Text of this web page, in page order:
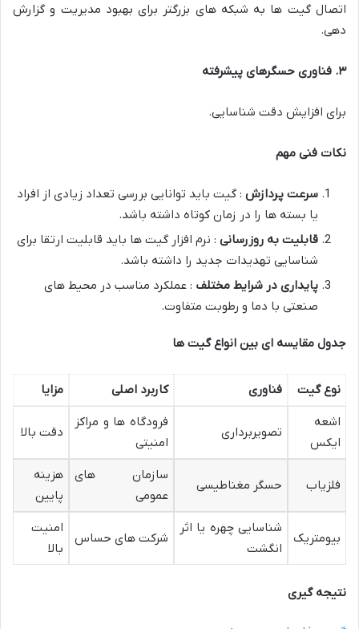
اتصال گیت ها به شبکه های بزرگتر برای بهبود مدیریت و گزارش
دهی.
۳. فناوری حسگرهای پیشرفته
برای افزایش دقت شناسایی.
نکات فنی مهم
سرعت پردازش : گیت باید توانایی بررسی تعداد زیادی از افراد
یا بسته ها را در زمان کوتاه داشته باشد.
قابلیت به روزرسانی : نرم افزار گیت ها باید قابلیت ارتقا برای
شناسایی تهدیدات جدید را داشته باشد.
پایداری در شرایط مختلف : عملکرد مناسب در محیط های
صنعتی با دما و رطوبت متفاوت.
جدول مقایسه ای بین انواع گیت ها
نوع گیت فناوری کاربرد اصلی
مزایا
اشعه
ایکس
تصویربرداری
فرودگاه ها و مراکز
امنیتی
دقت بالا
فلزیاب حسگر مغناطیسی
سازمان های
عمومی
هزینه
پایین
بیومتریک
شناسایی چهره یا اثر
انگشت
شرکت های حساس
امنیت
بالا
نتیجه گیری